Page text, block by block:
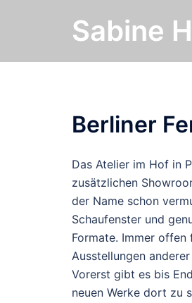
Sabine
Berliner
Das Atelier im Hof in
zusätzlichen
der Name schon
Schaufenster und
Formate. Immer
Ausstellungen
Vorerst gibt es bis
neuen Werke dort zu